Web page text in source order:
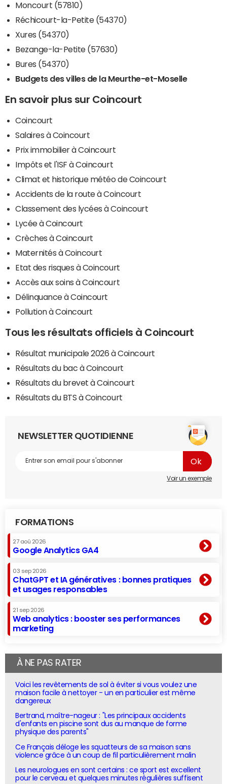
Moncourt (57810)
Réchicourt-la-Petite (54370)
Xures (54370)
Bezange-la-Petite (57630)
Bures (54370)
Budgets des villes de la Meurthe-et-Moselle
En savoir plus sur Coincourt
Coincourt
Salaires à Coincourt
Prix immobilier à Coincourt
Impôts et l'ISF à Coincourt
Climat et historique météo de Coincourt
Accidents de la route à Coincourt
Classement des lycées à Coincourt
Lycée à Coincourt
Crèches à Coincourt
Maternités à Coincourt
Etat des risques à Coincourt
Accès aux soins à Coincourt
Délinquance à Coincourt
Pollution à Coincourt
Tous les résultats officiels à Coincourt
Résultat municipale 2026 à Coincourt
Résultats du bac à Coincourt
Résultats du brevet à Coincourt
Résultats du BTS à Coincourt
NEWSLETTER QUOTIDIENNE
Voir un exemple
FORMATIONS
27 aoû 2026
Google Analytics GA4
03 sep 2026
ChatGPT et IA génératives : bonnes pratiques
et usages responsables
21 sep 2026
Web analytics : booster ses performances
marketing
À NE PAS RATER
Voici les revêtements de sol à éviter si vous voulez une
maison facile à nettoyer - un en particulier est même
dangereux
Bertrand, maître-nageur : "Les principaux accidents
d'enfants en piscine sont dus au manque de forme
physique des parents"
Ce Français déloge les squatteurs de sa maison sans
violence grâce à un coup de fil particulièrement malin
Les neurologues en sont certains : ce sport est excellent
pour le cerveau et quelques minutes régulières suffisent